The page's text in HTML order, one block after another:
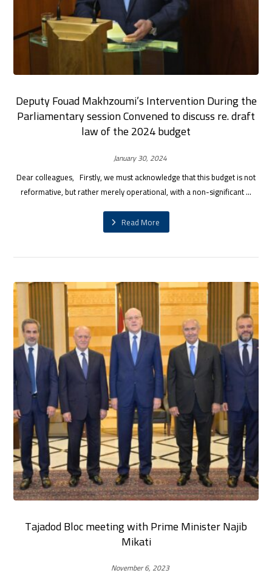
Deputy Fouad Makhzoumi’s Intervention During the
Parliamentary session Convened to discuss re. draft
law of the 2024 budget
January 30, 2024
Dear colleagues, Firstly, we must acknowledge that this budget is not
reformative, but rather merely operational, with a non-significant ...
Read More
Tajadod Bloc meeting with Prime Minister Najib
Mikati
November 6, 2023